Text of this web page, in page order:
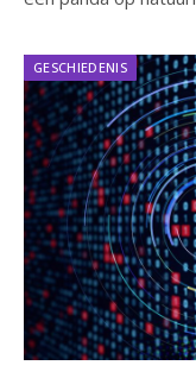
GESCHIEDENIS